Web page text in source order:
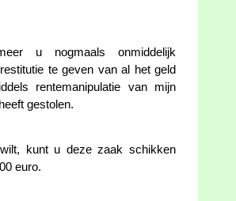
u nogmaals onmiddelijk
te geven van al het geld
rentemanipulatie van mijn
gestolen.
wilt, kunt u deze zaak schikken
euro.